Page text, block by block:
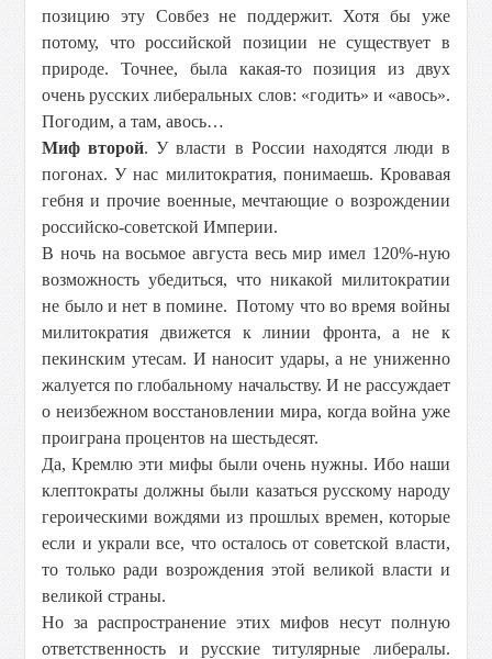
позицию эту Совбез не поддержит. Хотя бы уже
потому, что российской позиции не существует в
природе. Точнее, была какая-то позиция из двух
очень русских либеральных слов: «годить» и «авось».
Погодим, а там, авось…
Миф второй. У власти в России находятся люди в
погонах. У нас милитократия, понимаешь. Кровавая
гебня и прочие военные, мечтающие о возрождении
российско-советской Империи.
В ночь на восьмое августа весь мир имел 120%-ную
возможность убедиться, что никакой милитократии
не было и нет в помине. Потому что во время войны
милитократия движется к линии фронта, а не к
пекинским утесам. И наносит удары, а не униженно
жалуется по глобальному начальству. И не рассуждает
о неизбежном восстановлении мира, когда война уже
проиграна процентов на шестьдесят.
Да, Кремлю эти мифы были очень нужны. Ибо наши
клептократы должны были казаться русскому народу
героическими вождями из прошлых времен, которые
если и украли все, что осталось от советской власти,
то только ради возрождения этой великой власти и
великой страны.
Но за распространение этих мифов несут полную
ответственность и русские титулярные либералы.